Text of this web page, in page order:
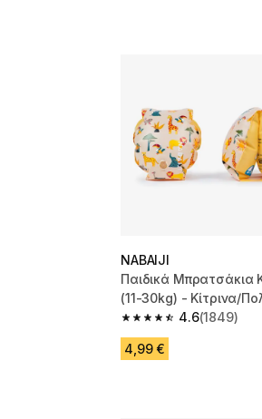
NABAIJI
Παιδικά Μπρατσάκια
(11-30kg) - Κίτρινα/
4.6
4.6 out of 5 stars from
(1849)
4,99 €